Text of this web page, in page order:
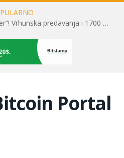
Toni Milun postao “milijarder”! Vrhunska predavanja i 1700 posjetitelja obilježili su mjesec financijske pismenosti
Portal